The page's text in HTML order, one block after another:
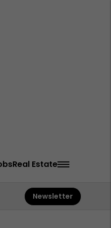
Real Estate
Newsletter